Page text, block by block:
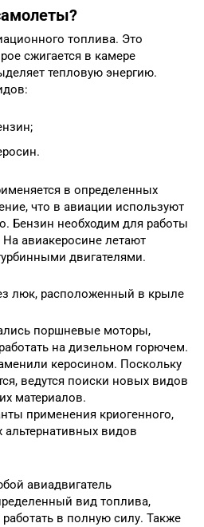
топлива. Это
сжигается в камере
тепловую энергию.
в определенных
что в авиации используют
Бензин необходим для работы
авиакеросине летают
двигателями.
люк, расположенный в крыле
поршневые моторы,
на дизельном горючем.
керосином. Поскольку
ведутся поиски новых видов
материалов.
применения криогенного,
альтернативных видов
авиадвигатель
вид топлива,
в полную силу. Также